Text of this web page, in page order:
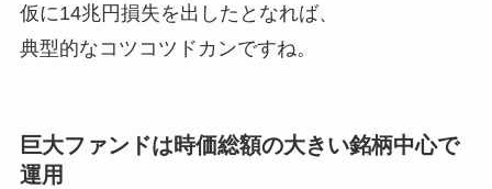
仮に14兆円損失を出したとなれば、
典型的なコツコツドカンですね。
巨大ファンドは時価総額の大きい銘柄中心で
運用